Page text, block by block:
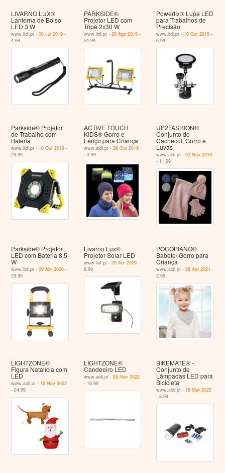
LIVARNO LUX®
Lanterna de Bolso
LED 3 W
www.lidl.pt -08 Jul 2019 -
4.99
PARKSIDE®
Projetor LED com
Tripé 2x30 W
www.lidl.pt - 29 Ago 2019-
54.99
Powerfix® Lupa LED
para Trabalhos de
Precisão
www.lidl.pt - 10 Out 2019 -
6.99
Parkside® Projetor
de Trabalho com
Bateria
www.lidl.pt - 10 Out 2019 -
29.99
ACTIVE TOUCH
KIDS® Gorro e
Lenço para Criança
www.aldi.pt - 26 Out 2019
- 3.99
UP2FASHION®
Conjunto de
Cachecol, Gorro e
Luvas
www.aldi.pt -02 Nov 2019
- 11.99
Parkside® Projetor
LED com Bateria 8,5
W
www.lidl.pt -09 Abr 2020 -
29.99
Livarno Lux®
Projetor Solar LED
www.lidl.pt - 20 Abr 2020-
8.99
POCOPIANO®
Babete/ Gorro para
Criança
www.aldi.pt -28 Abr 2021 -
2.99
LIGHTZONE®
Figura Natalícia com
LED
www.aldi.pt - 16 Nov 2022
- 24.99
LIGHTZONE®
Candeeiro LED
www.aldi.pt - 26 Nov 2022
- 16.99
BIKEMATE® -
Conjunto de
Lâmpadas LED para
Bicicleta
www.aldi.pt - 18 Mar 2023
- 8.99